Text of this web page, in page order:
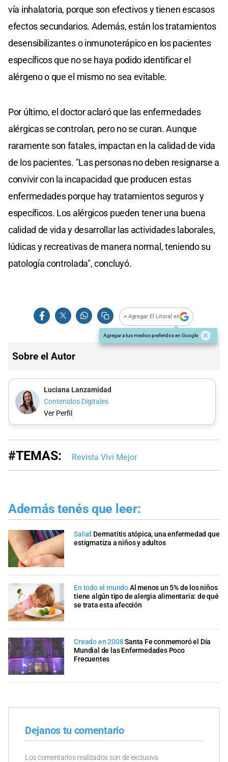
vía inhalatoria, porque son efectivos y tienen escasos
efectos secundarios. Además, están los tratamientos
desensibilizantes o inmunoterápico en los pacientes
específicos que no se haya podido identificar el
alérgeno o que el mismo no sea evitable.
Por último, el doctor aclaró que las enfermedades
alérgicas se controlan, pero no se curan. Aunque
raramente son fatales, impactan en la calidad de vida
de los pacientes. "Las personas no deben resignarse a
convivir con la incapacidad que producen estas
enfermedades porque hay tratamientos seguros y
específicos. Los alérgicos pueden tener una buena
calidad de vida y desarrollar las actividades laborales,
lúdicas y recreativas de manera normal, teniendo su
patología controlada", concluyó.
+ Agregar El Litoral en
Agregar a tus medios preferidos en Google
Sobre el Autor
Luciana Lanzamidad
Contenidos Digitales
Ver Perfil
#TEMAS: Revista Viví Mejor
Además tenés que leer:
Salud Dermatitis atópica, una enfermedad que
estigmatiza a niños y adultos
En todo el mundoAl menos un 5% de los niños
tiene algún tipo de alergia alimentaria: de qué
se trata esta afección
Creado en 2008Santa Fe conmemoró el Día
Mundial de las Enfermedades Poco
Frecuentes
Dejanos tu comentario
Los comentarios realizados son de exclusiva